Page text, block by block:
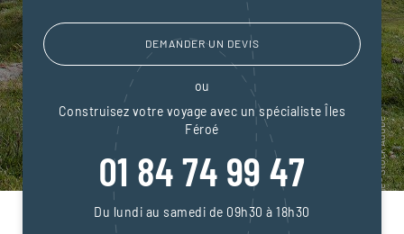
DEMANDER UN DEVIS
ou
Construisez votre voyage avec un spécialiste Îles
Féroé
01 84 74 99 47
Du lundi au samedi de 09h30 à 18h30